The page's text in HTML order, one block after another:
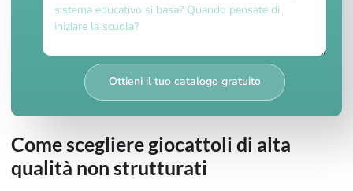
Ottieni il tuo catalogo gratuito
Come scegliere giocattoli di alta
qualità non strutturati